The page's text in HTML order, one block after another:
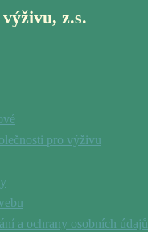
z.s.
pro výživu
a ochrany osobních údajů